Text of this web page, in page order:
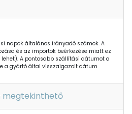
napok általános irányadó számok. A
és az importok beérkezése miatt ez
A pontosabb szállítási dátumot a
a gyártó által visszaigazolt dátum
megtekinthető